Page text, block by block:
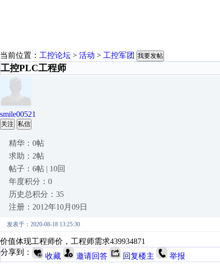
当前位置： 工控论坛 > 活动 > 工控军团 我要发帖
工控PLC工程师
smile00521
关注 私信
精华：0帖
求助：2帖
帖子：6帖 | 10回
年度积分：0
历史总积分：35
注册：2012年10月09日
发表于：2020-08-18 13:25:30
价值体现工程师价，工程师需求439934871
分享到：
收藏 邀请回答 回复楼主 举报